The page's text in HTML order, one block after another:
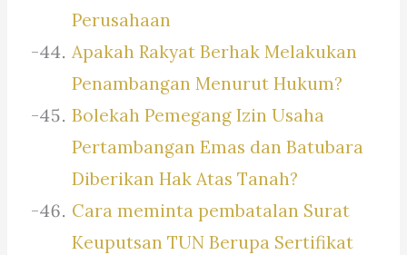
Perusahaan
Apakah Rakyat Berhak Melakukan
Penambangan Menurut Hukum?
Bolekah Pemegang Izin Usaha
Pertambangan Emas dan Batubara
Diberikan Hak Atas Tanah?
Cara meminta pembatalan Surat
Keuputsan TUN Berupa Sertifikat